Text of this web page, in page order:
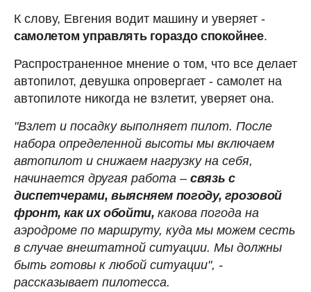
К слову, Евгения водит машину и уверяет -
самолетом управлять гораздо спокойнее.
Распространенное мнение о том, что все делает
автопилот, девушка опровергает - самолет на
автопилоте никогда не взлетит, уверяет она.
"Взлет и посадку выполняет пилот. После
набора определенной высоты мы включаем
автопилот и снижаем нагрузку на себя,
начинается другая работа – связь с
диспетчерами, выясняем погоду, грозовой
фронт, как их обойти, какова погода на
аэродроме по маршруту, куда мы можем сесть
в случае внештатной ситуации. Мы должны
быть готовы к любой ситуации", -
рассказывает пилотесса.